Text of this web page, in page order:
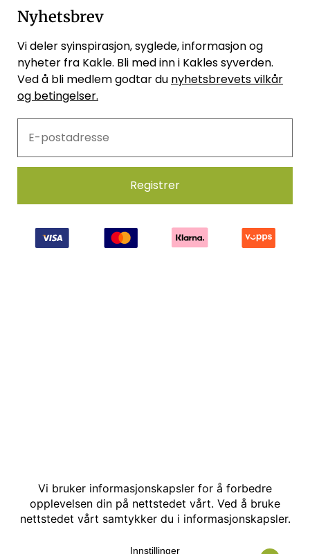
Nyhetsbrev
Vi deler syinspirasjon, syglede, informasjon og
nyheter fra Kakle. Bli med inn i Kakles syverden.
Ved å bli medlem godtar du nyhetsbrevets vilkår
og betingelser.